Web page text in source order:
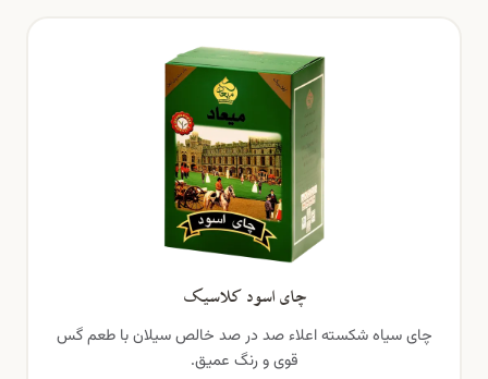
چای اسود کلاسیک
چای سیاه شکسته اعلاء صد در صد خالص سیلان با طعم گس
قوی و رنگ عمیق.